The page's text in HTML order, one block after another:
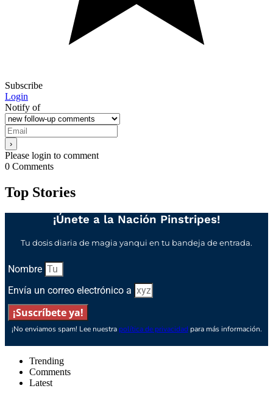
Subscribe
Login
Notify of
Please login to comment
0 Comments
Top Stories
¡Únete a la Nación Pinstripes!
Tu dosis diaria de magia yanqui en tu bandeja de entrada.
Nombre
Envía un correo electrónico a
¡Suscríbete ya!
¡No enviamos spam! Lee nuestra política de privacidad para más información.
Trending
Comments
Latest